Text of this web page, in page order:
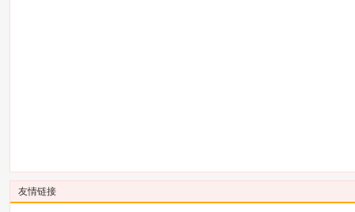
友情链接